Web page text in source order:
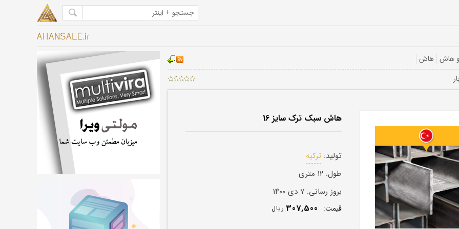
هاش هاش
هاش سبک ترک سایز 16
تولید: ترکیه
طول: ۱۲ متری
بروز رسانی: ۷ دی ۱۴۰۰
قيمت: 307,500 ريال